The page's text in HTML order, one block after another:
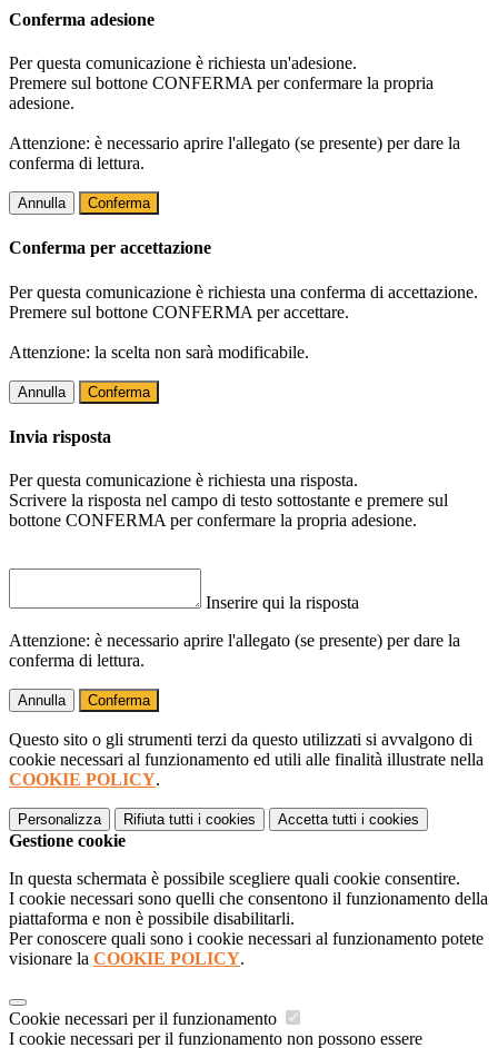
Conferma adesione
Per questa comunicazione è richiesta un'adesione.
Premere sul bottone CONFERMA per confermare la propria
adesione.
Attenzione: è necessario aprire l'allegato (se presente) per dare la
conferma di lettura.
Annulla Conferma
Conferma per accettazione
Per questa comunicazione è richiesta una conferma di accettazione.
Premere sul bottone CONFERMA per accettare.
Attenzione: la scelta non sarà modificabile.
Annulla Conferma
Invia risposta
Per questa comunicazione è richiesta una risposta.
Scrivere la risposta nel campo di testo sottostante e premere sul
bottone CONFERMA per confermare la propria adesione.
Inserire qui la risposta
Attenzione: è necessario aprire l'allegato (se presente) per dare la
conferma di lettura.
Annulla Conferma
Questo sito o gli strumenti terzi da questo utilizzati si avvalgono di
cookie necessari al funzionamento ed utili alle finalità illustrate nella
COOKIE POLICY.
Personalizza Rifiuta tutti i cookies Accetta tutti i cookies
Gestione cookie
In questa schermata è possibile scegliere quali cookie consentire.
I cookie necessari sono quelli che consentono il funzionamento della
piattaforma e non è possibile disabilitarli.
Per conoscere quali sono i cookie necessari al funzionamento potete
visionare la COOKIE POLICY.
Cookie necessari per il funzionamento
I cookie necessari per il funzionamento non possono essere